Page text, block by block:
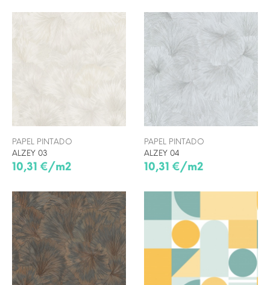
PAPEL PINTADO
ALZEY 03
10,31 €/m2
PAPEL PINTADO
ALZEY 04
10,31 €/m2